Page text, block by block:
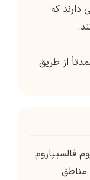
که
از طریق
فالسیپاروم
مناطق